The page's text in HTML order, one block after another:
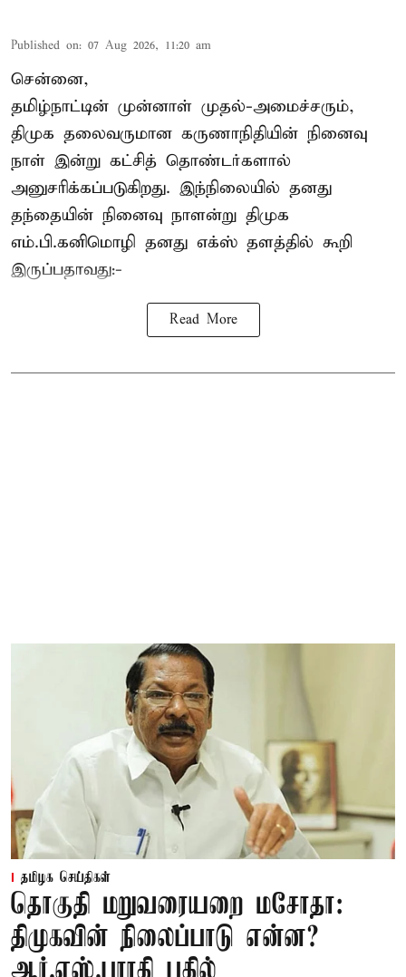
Published on: 07 Aug 2026, 11:20 am
சென்னை,
தமிழ்நாட்டின் முன்னாள் முதல்-அமைச்சரும்,
திமுக தலைவருமான கருணாநிதியின் நினைவு
நாள் இன்று கட்சித் தொண்டர்களால்
அனுசரிக்கப்படுகிறது. இந்நிலையில் தனது
தந்தையின் நினைவு நாளன்று திமுக
எம்.பி.கனிமொழி தனது எக்ஸ் தளத்தில் கூறி
இருப்பதாவது:-
Read More
தமிழக செய்திகள்
தொகுதி மறுவரையறை மசோதா:
திமுகவின் நிலைப்பாடு என்ன?